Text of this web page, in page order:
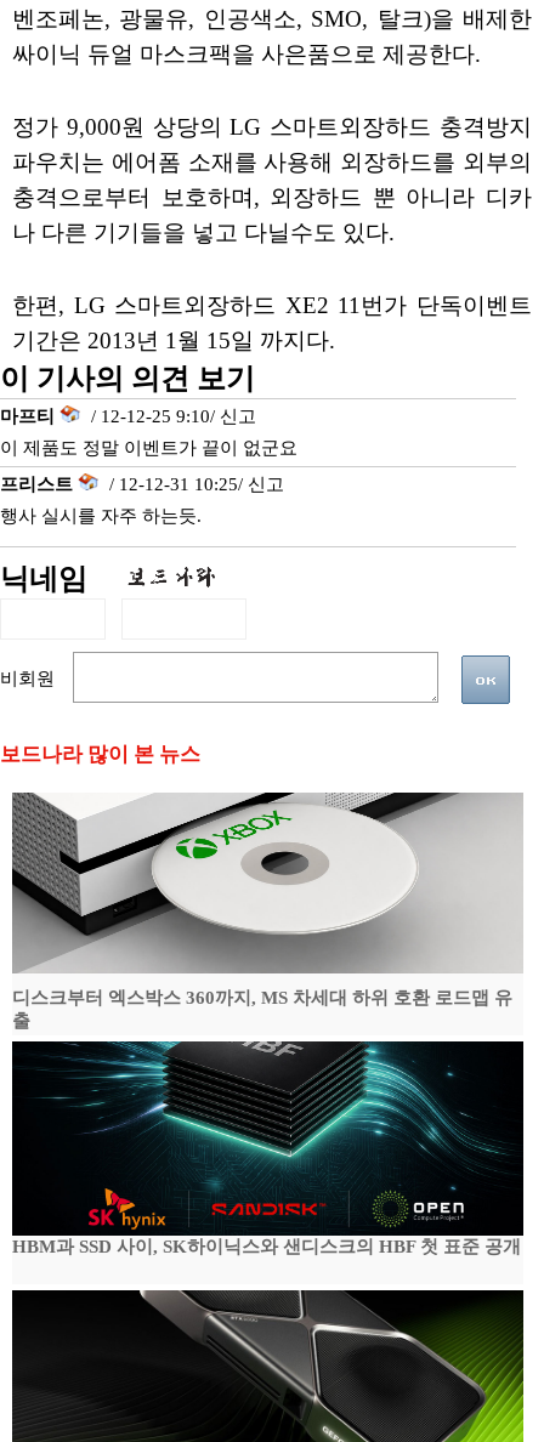
벤조페논, 광물유, 인공색소, SMO, 탈크)을 배제한
싸이닉 듀얼 마스크팩을 사은품으로 제공한다.
정가 9,000원 상당의 LG 스마트외장하드 충격방지
파우치는 에어폼 소재를 사용해 외장하드를 외부의
충격으로부터 보호하며, 외장하드 뿐 아니라 디카
나 다른 기기들을 넣고 다닐수도 있다.
한편, LG 스마트외장하드 XE2 11번가 단독이벤트
기간은 2013년 1월 15일 까지다.
이 기사의 의견 보기
마프티 / 12-12-25 9:10/ 신고
이 제품도 정말 이벤트가 끝이 없군요
프리스트
/ 12-12-31 10:25/ 신고
행사 실시를 자주 하는듯.
닉네임
비회원
보드나라 많이 본 뉴스
디스크부터 엑스박스 360까지, MS 차세대 하위 호환 로드맵 유
출
HBM과 SSD 사이, SK하이닉스와 샌디스크의 HBF 첫 표준 공개